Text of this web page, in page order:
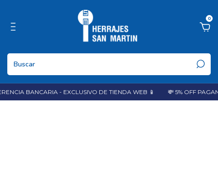
0
BANCARIA - EXCLUSIVO DE TIENDA WEB 📱 💸 5% OFF